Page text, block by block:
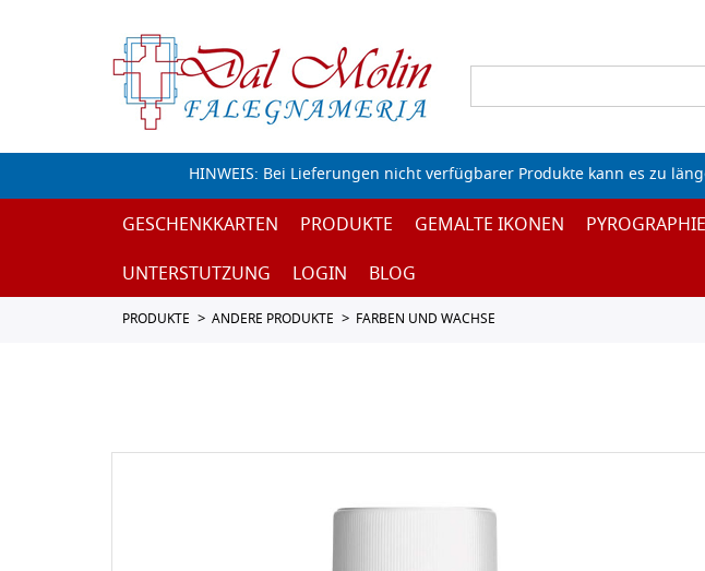
HINWEIS: Bei Lieferungen nicht verfügbarer Produkte kann es zu
GESCHENKKARTEN PRODUKTE GEMALTE IKONEN PYROGRAPHIE
UNTERSTUTZUNG
LOGIN BLOG
PRODUKTE ANDERE PRODUKTE FARBEN UND WACHSE